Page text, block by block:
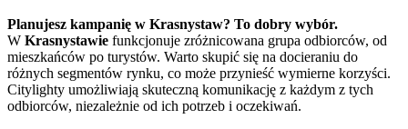
Planujesz kampanię w Krasnystaw? To dobry wybór.
W Krasnystawie funkcjonuje zróżnicowana grupa odbiorców, od
mieszkańców po turystów. Warto skupić się na docieraniu do
różnych segmentów rynku, co może przynieść wymierne korzyści.
Citylighty umożliwiają skuteczną komunikację z każdym z tych
odbiorców, niezależnie od ich potrzeb i oczekiwań.